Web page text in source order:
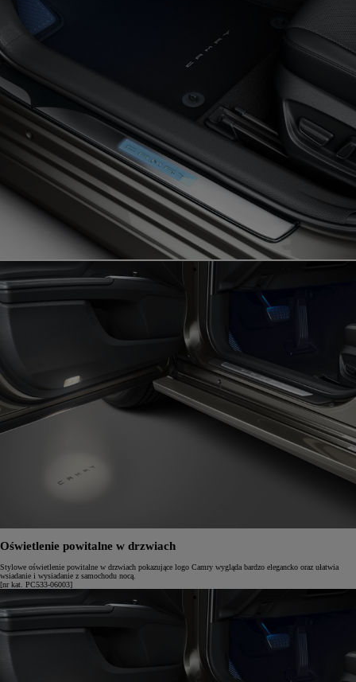
Oświetlenie powitalne w drzwiach
Stylowe oświetlenie powitalne w drzwiach pokazujące logo Camry wygląda bardzo elegancko oraz ułatwia
wsiadanie i wysiadanie z samochodu nocą.
[nr kat. PC533-06003]